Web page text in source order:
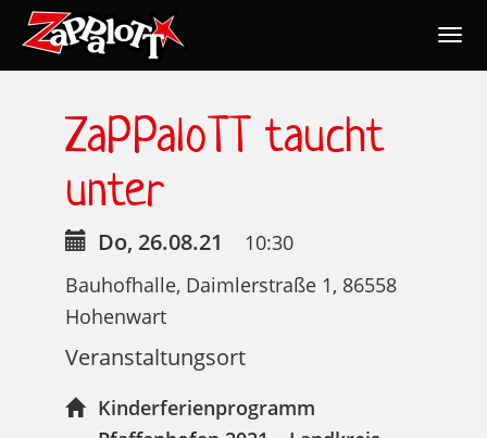
ZaPPaloTT taucht
unter
Do, 26.08.21
10:30
Bauhofhalle, Daimlerstraße 1, 86558
Hohenwart
Veranstaltungsort
Kinderferienprogramm